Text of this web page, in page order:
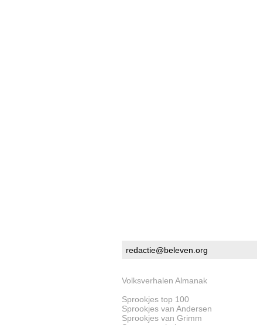
redactie@beleven.org
Volksverhalen Almanak
Sprookjes top 100
Sprookjes van Andersen
Sprookjes van Grimm